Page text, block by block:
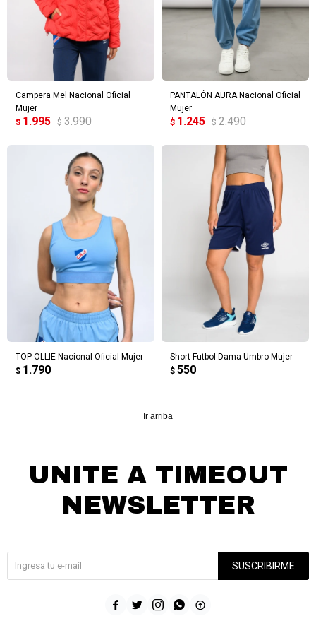
Campera Mel Nacional Oficial
Mujer
$ 1.995 $ 3.990
PANTALÓN AURA Nacional Oficial
Mujer
$ 1.245 $ 2.490
TOP OLLIE Nacional Oficial Mujer
$ 1.790
Short Futbol Dama Umbro Mujer
$ 550
Ir arriba
UNITE A TIMEOUT
NEWSLETTER
SUSCRIBIRME
    
Día Mes
Elegís Pago Después como metodo de pago
* sujeto a aprobación crediticia. El monto disponible
puede variar por comercio